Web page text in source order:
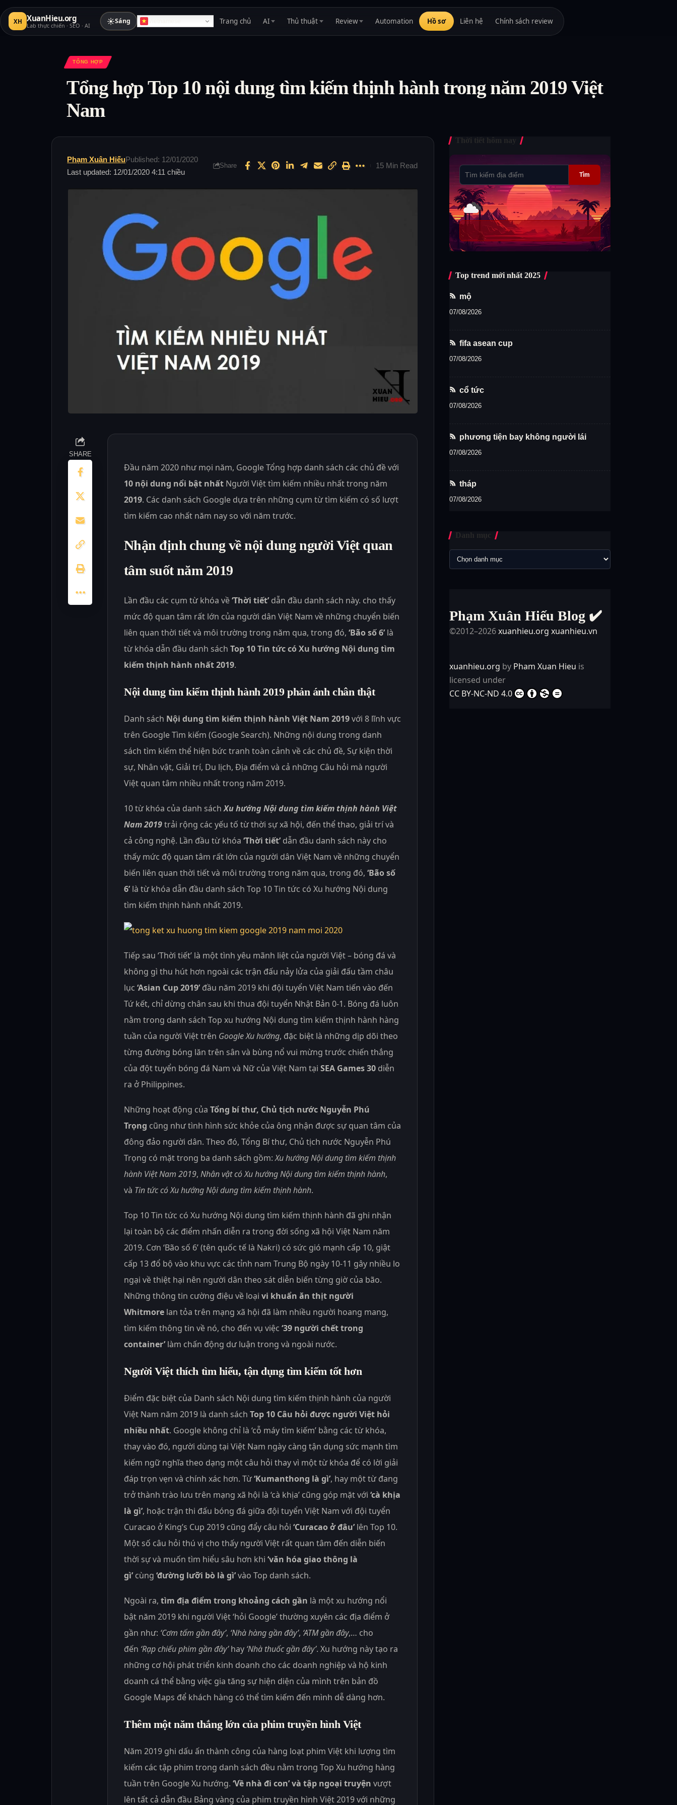
XH XuanHieu.org
Lab thực chiến · SEO · AI ☀Sáng Trang chủ AI Thủ thuật Review Automation Hồ sơ Liên hệ Chính sách review
TỔNG HỢP
Tổng hợp Top 10 nội dung tìm kiếm thịnh hành trong năm 2019 Việt
Nam
Last updated: 12/01/2020 4:11 chiều
Phạm Xuân HiếuPublished: 12/01/2020
Share 15 Min Read
SHARE
Đầu năm 2020 như mọi năm, Google Tổng hợp danh sách các chủ đề với
10 nội dung nổi bật nhất Người Việt tìm kiếm nhiều nhất trong năm
2019. Các danh sách Google dựa trên những cụm từ tìm kiếm có số lượt
tìm kiếm cao nhất năm nay so với năm trước.
Nhận định chung về nội dung người Việt quan
tâm suốt năm 2019
Lần đầu các cụm từ khóa về‘Thời tiết’dẫn đầu danh sách này. cho thấy
mức độ quan tâm rất lớn của người dân Việt Nam về những chuyển biến
liên quan thời tiết và môi trường trong năm qua, trong đó, ‘Bão số 6’là
từ khóa dẫn đầu danh sách Top 10 Tin tức có Xu hướng Nội dung tìm
kiếm thịnh hành nhất 2019.
Nội dung tìm kiếm thịnh hành 2019 phản ánh chân thật
Danh sách Nội dung tìm kiếm thịnh hành Việt Nam 2019với 8 lĩnh vực
trên Google Tìm kiếm (Google Search). Những nội dung trong danh
sách tìm kiếm thể hiện bức tranh toàn cảnh về các chủ đề, Sự kiện thời
sự, Nhân vật, Giải trí, Du lịch, Địa điểm và cả những Câu hỏi mà người
Việt quan tâm nhiều nhất trong năm 2019.
10 từ khóa của danh sáchXu hướng Nội dung tìm kiếm thịnh hành Việt
Nam 2019trải rộng các yếu tố từ thời sự xã hội, đến thể thao, giải trí và
cả công nghệ. Lần đầu từ khóa ‘Thời tiết’dẫn đầu danh sách này cho
thấy mức độ quan tâm rất lớn của người dân Việt Nam về những chuyển
biến liên quan thời tiết và môi trường trong năm qua, trong đó, ‘Bão số
6’là từ khóa dẫn đầu danh sách Top 10 Tin tức có Xu hướng Nội dung
tìm kiếm thịnh hành nhất 2019.
Tiếp sau ‘Thời tiết’ là một tình yêu mãnh liệt của người Việt – bóng đá và
không gì thu hút hơn ngoài các trận đấu nảy lửa của giải đấu tầm châu
lục ‘Asian Cup 2019’đầu năm 2019 khi đội tuyển Việt Nam tiến vào đến
Tứ kết, chỉ dừng chân sau khi thua đội tuyển Nhật Bản 0-1. Bóng đá luôn
nằm trong danh sách Top xu hướng Nội dung tìm kiếm thịnh hành hàng
tuần của người Việt trên Google Xu hướng, đặc biệt là những dịp dõi theo
từng đường bóng lăn trên sân và bùng nổ vui mừng trước chiến thắng
của đột tuyển bóng đá Nam và Nữ của Việt Nam tại SEA Games 30 diễn
ra ở Philippines.
Những hoạt động của Tổng bí thư, Chủ tịch nước Nguyễn Phú
Trọng cũng như tình hình sức khỏe của ông nhận được sự quan tâm của
đông đảo người dân. Theo đó, Tổng Bí thư, Chủ tịch nước Nguyễn Phú
Trọng có mặt trong ba danh sách gồm:Xu hướng Nội dung tìm kiếm thịnh
hành Việt Nam 2019, Nhân vật có Xu hướng Nội dung tìm kiếm thịnh hành,
và Tin tức có Xu hướng Nội dung tìm kiếm thịnh hành.
Top 10 Tin tức có Xu hướng Nội dung tìm kiếm thịnh hành đã ghi nhận
lại toàn bộ các điểm nhấn diễn ra trong đời sống xã hội Việt Nam năm
2019. Cơn ‘Bão số 6’ (tên quốc tế là Nakri) có sức gió mạnh cấp 10, giật
cấp 13 đổ bộ vào khu vực các tỉnh nam Trung Bộ ngày 10-11 gây nhiều lo
ngại về thiệt hại nên người dân theo sát diễn biến từng giờ của bão.
Những thông tin cường điệu về loại vi khuẩn ăn thịt người
Whitmore lan tỏa trên mạng xã hội đã làm nhiều người hoang mang,
tìm kiếm thông tin về nó, cho đến vụ việc ‘39 người chết trong
container’làm chấn động dư luận trong và ngoài nước.
Người Việt thích tìm hiểu, tận dụng tìm kiếm tốt hơn
Điểm đặc biệt của Danh sách Nội dung tìm kiếm thịnh hành của người
Việt Nam năm 2019 là danh sách Top 10 Câu hỏi được người Việt hỏi
nhiều nhất. Google không chỉ là ‘cỗ máy tìm kiếm’ bằng các từ khóa,
thay vào đó, người dùng tại Việt Nam ngày càng tận dụng sức mạnh tìm
kiếm ngữ nghĩa theo dạng một câu hỏi thay vì một từ khóa để có lời giải
đáp trọn vẹn và chính xác hơn. Từ‘Kumanthong là gì’, hay một từ đang
trở thành trào lưu trên mạng xã hội là ‘cà khịa’ cũng góp mặt với ‘cà khịa
là gì’, hoặc trận thi đấu bóng đá giữa đội tuyển Việt Nam với đội tuyển
Curacao ở King’s Cup 2019 cũng đẩy câu hỏi ‘Curacao ở đâu’lên Top 10.
Một số câu hỏi thú vị cho thấy người Việt rất quan tâm đến diễn biến
thời sự và muốn tìm hiểu sâu hơn khi ‘văn hóa giao thông là
gì’cùng ‘đường lưỡi bò là gì’vào Top danh sách.
Ngoài ra, tìm địa điểm trong khoảng cách gần là một xu hướng nổi
bật năm 2019 khi người Việt ‘hỏi Google’ thường xuyên các địa điểm ở
gần như: ‘Cơm tấm gần đây’, ‘Nhà hàng gần đây’, ‘ATM gần đây,… cho
đến ‘Rạp chiếu phim gần đây’hay ‘Nhà thuốc gần đây’. Xu hướng này tạo ra
những cơ hội phát triển kinh doanh cho các doanh nghiệp và hộ kinh
doanh cá thể bằng việc gia tăng sự hiện diện của mình trên bản đồ
Google Maps để khách hàng có thể tìm kiếm đến mình dễ dàng hơn.
Thêm một năm thắng lớn của phim truyền hình Việt
Năm 2019 ghi dấu ấn thành công của hàng loạt phim Việt khi lượng tìm
kiếm các tập phim trong danh sách đều nằm trong Top Xu hướng hàng
tuần trên Google Xu hướng. ‘Về nhà đi con’ và tập ngoại truyện vượt
lên tất cả dẫn đầu Bảng vàng của phim truyền hình Việt 2019 với những
Thời tiết hôm nay
Tìm
Top trend mới nhất 2025
mộ
07/08/2026
fifa asean cup
07/08/2026
cổ tức
07/08/2026
phương tiện bay không người lái
07/08/2026
tháp
07/08/2026
Danh mục
Phạm Xuân Hiếu Blog ✔️
©2012–2026xuanhieu.org xuanhieu.vn
xuanhieu.org by Pham Xuan Hieu is
licensed under
CC BY-NC-ND 4.0